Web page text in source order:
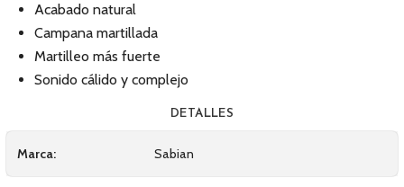
Acabado natural
Campana martillada
Martilleo más fuerte
Sonido cálido y complejo
DETALLES
Marca: Sabian